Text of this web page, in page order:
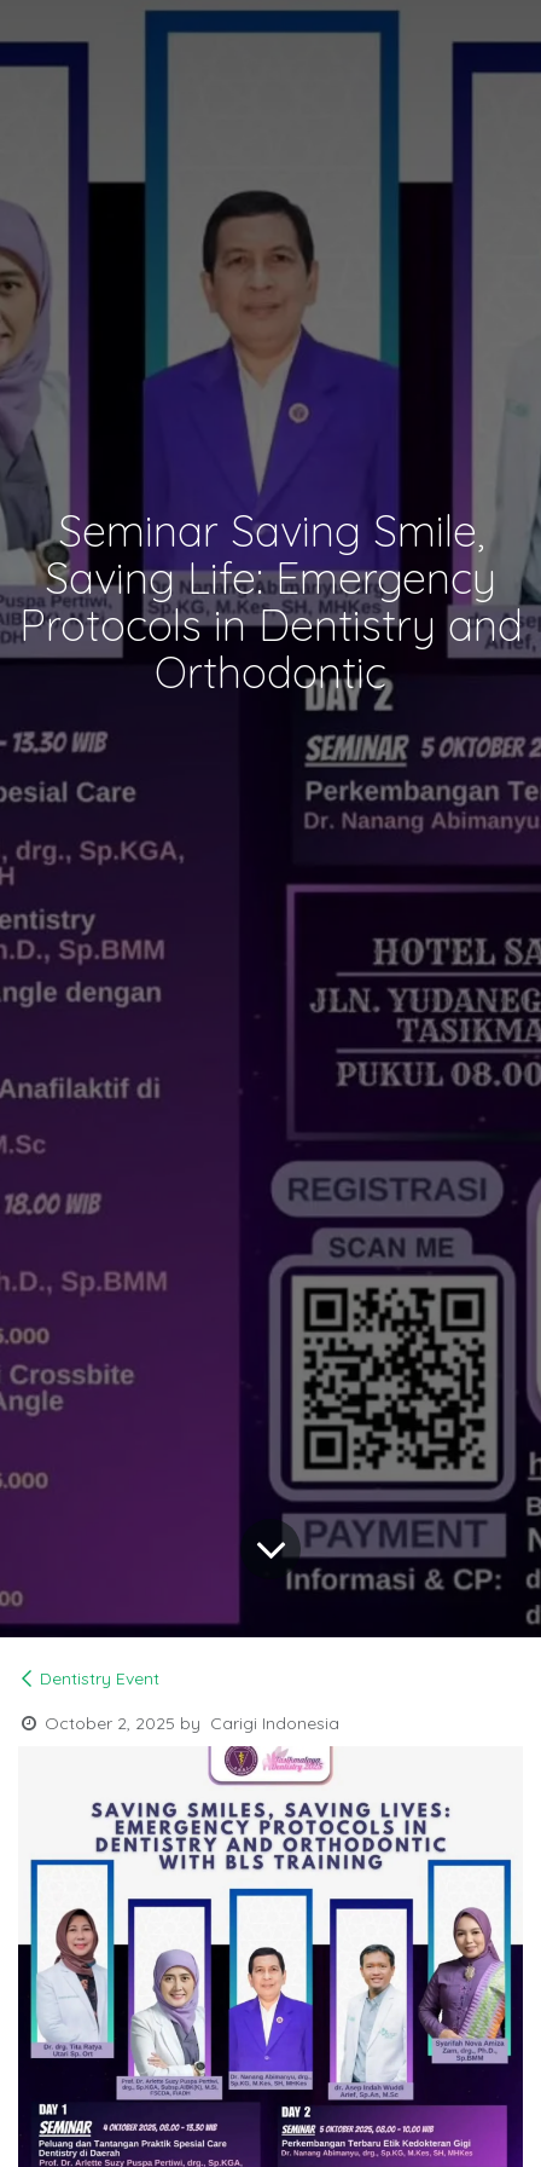
Seminar Saving Smile,
Saving Life: Emergency
Protocols in Dentistry and
Orthodontic
Dentistry Event
October 2, 2025 by Carigi Indonesia